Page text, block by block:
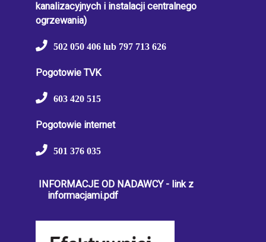
kanalizacyjnych i instalacji centralnego
ogrzewania)
502 050 406 lub 797 713 626
Pogotowie TVK
603 420 515
Pogotowie internet
501 376 035
INFORMACJE OD NADAWCY - link z
informacjami.pdf